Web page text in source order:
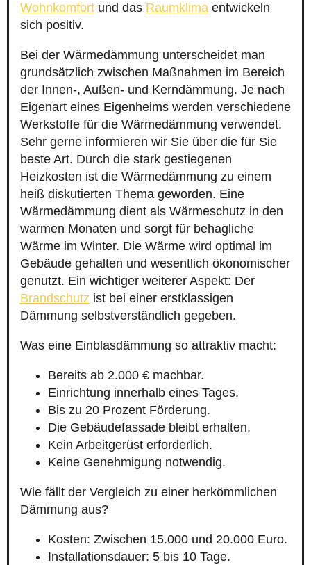
Wohnkomfort und das Raumklima entwickeln
sich positiv.
Bei der Wärmedämmung unterscheidet man
grundsätzlich zwischen Maßnahmen im Bereich
der Innen-, Außen- und Kerndämmung. Je nach
Eigenart eines Eigenheims werden verschiedene
Werkstoffe für die Wärmedämmung verwendet.
Sehr gerne informieren wir Sie über die für Sie
beste Art. Durch die stark gestiegenen
Heizkosten ist die Wärmedämmung zu einem
heiß diskutierten Thema geworden. Eine
Wärmedämmung dient als Wärmeschutz in den
warmen Monaten und sorgt für behagliche
Wärme im Winter. Die Wärme wird optimal im
Gebäude gehalten und wesentlich ökonomischer
genutzt. Ein wichtiger weiterer Aspekt: Der
Brandschutz ist bei einer erstklassigen
Dämmung selbstverständlich gegeben.
Was eine Einblasdämmung so attraktiv macht:
Bereits ab 2.000 € machbar.
Einrichtung innerhalb eines Tages.
Bis zu 20 Prozent Förderung.
Die Gebäudefassade bleibt erhalten.
Kein Arbeitgerüst erforderlich.
Keine Genehmigung notwendig.
Wie fällt der Vergleich zu einer herkömmlichen
Dämmung aus?
Kosten: Zwischen 15.000 und 20.000 Euro.
Installationsdauer: 5 bis 10 Tage.